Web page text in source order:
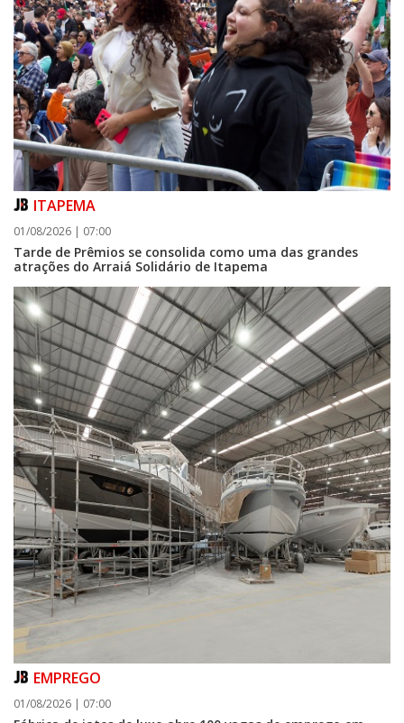
06/08/2026 | 07:00
Camboriú: exposição de arte transforma o Paço Municipal em um espaço
de cultura
ITAPEMA
01/08/2026 | 07:00
Tarde de Prêmios se consolida como uma das grandes
atrações do Arraiá Solidário de Itapema
EMPREGO
01/08/2026 | 07:00